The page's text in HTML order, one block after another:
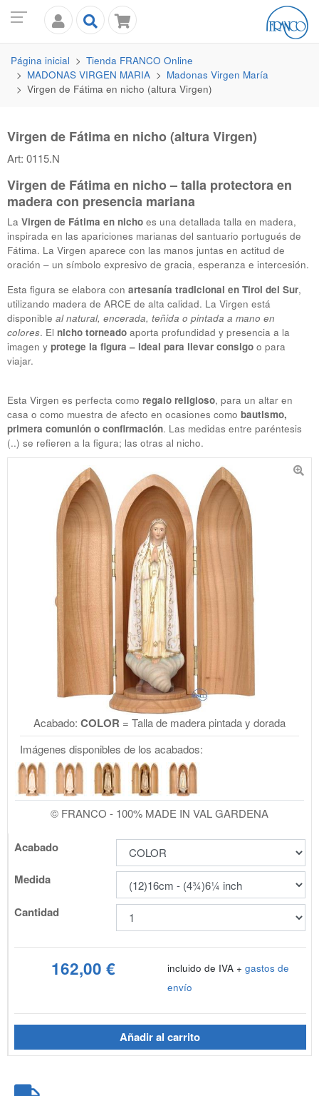
Página inicial Tienda FRANCO Online
MADONAS VIRGEN MARIA
Madonas Virgen María
Virgen de Fátima en nicho (altura Virgen)
Virgen de Fátima en nicho (altura Virgen)
Art: 0115.N
Virgen de Fátima en nicho – talla protectora en
madera con presencia mariana
La Virgen de Fátima en nicho es una detallada talla en madera,
inspirada en las apariciones marianas del santuario portugués de
Fátima. La Virgen aparece con las manos juntas en actitud de
oración – un símbolo expresivo de gracia, esperanza e intercesión.
Esta figura se elabora con artesanía tradicional en Tirol del Sur,
utilizando madera de ARCE de alta calidad. La Virgen está
disponible al natural, encerada, teñida o pintada a mano en
colores. El nicho torneado aporta profundidad y presencia a la
imagen y protege la figura – ideal para llevar consigo o para
viajar.
Esta Virgen es perfecta como regalo religioso, para un altar en
casa o como muestra de afecto en ocasiones como bautismo,
primera comunión o confirmación. Las medidas entre paréntesis
(..) se refieren a la figura; las otras al nicho.
Acabado: COLOR = Talla de madera pintada y dorada
Imágenes disponibles de los acabados:
© FRANCO - 100% MADE IN VAL GARDENA
Acabado
Medida
Cantidad
162,00 € incluido de IVA + gastos de
envío
Añadir al carrito